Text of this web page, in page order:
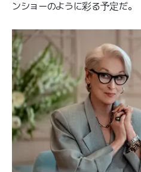
ンショーのように彩る予定だ。